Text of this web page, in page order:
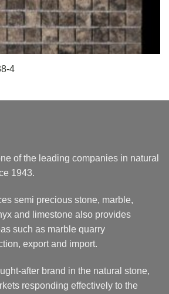
4
of the leading companies in natural
1943.
semi precious stone, marble,
and limestone also provides
such as marble quarry
export and import.
after brand in the natural stone,
responding effectively to the